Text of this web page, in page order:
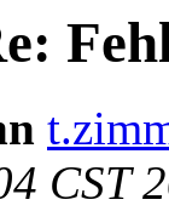
CST